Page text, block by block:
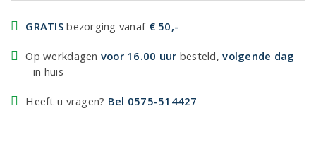
GRATIS bezorging vanaf € 50,-
Op werkdagen voor 16.00 uur besteld,volgende dag
in huis
Heeft u vragen? Bel 0575-514427